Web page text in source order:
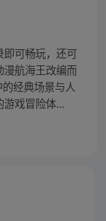
可畅玩，还可
漫航海王改编而
经典场景与人
戏冒险体...